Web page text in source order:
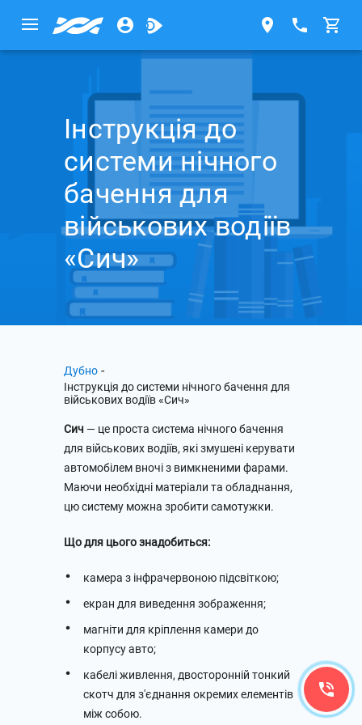
Інструкція до
системи нічного
бачення для
військових водіїв
«Сич»
Дубно -
Інструкція до системи нічного бачення для
військових водіїв «Сич»
Сич — це проста система нічного бачення
для військових водіїв, які змушені керувати
автомобілем вночі з вимкненими фарами.
Маючи необхідні матеріали та обладнання,
цю систему можна зробити самотужки.
Що для цього знадобиться:
камера з інфрачервоною підсвіткою;
екран для виведення зображення;
магніти для кріплення камери до
корпусу авто;
кабелі живлення, двосторонній тонкий
скотч для з'єднання окремих елементів
між собою.